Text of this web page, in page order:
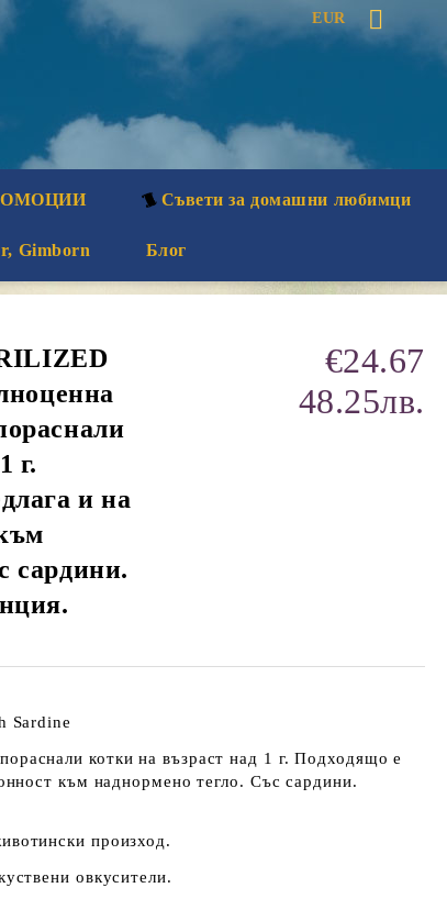
EUR
Съвети за домашни любимци
Gimborn Блог
г.
и на
сардини.
€24.67
48.25лв.
Sardine
котки на възраст над 1 г. Подходящо е
към наднормено тегло. Със сардини.
произход.
овкусители.